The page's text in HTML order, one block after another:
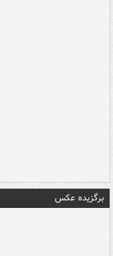
برگزیده عکس